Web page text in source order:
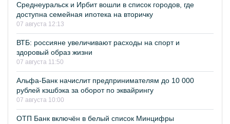
Среднеуральск и Ирбит вошли в список городов, где
доступна семейная ипотека на вторичку
07 августа 12:13
ВТБ: россияне увеличивают расходы на спорт и
здоровый образ жизни
07 августа 11:50
Альфа-Банк начислит предпринимателям до 10 000
рублей кэшбэка за оборот по эквайрингу
07 августа 10:00
ОТП Банк включён в белый список Минцифры